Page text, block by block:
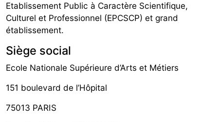
Etablissement Public à Caractère Scientifique,
Culturel et Professionnel (EPCSCP) et grand
établissement.
Siège social
Ecole Nationale Supérieure d’Arts et Métiers
151 boulevard de l’Hôpital
75013 PARIS